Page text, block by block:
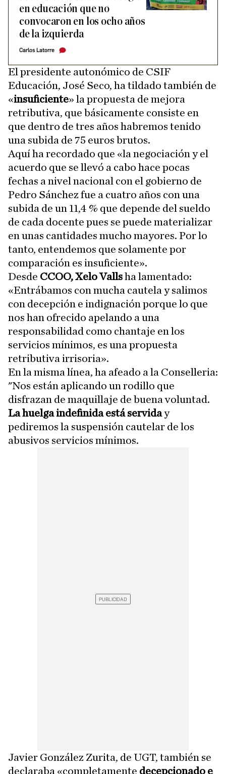
en educación que no
convocaron en los ocho años
de la izquierda
Carlos Latorre
El presidente autonómico de CSIF
Educación, José Seco, ha tildado también de
«insuficiente» la propuesta de mejora
retributiva, que básicamente consiste en
que dentro de tres años habremos tenido
una subida de 75 euros brutos.
Aquí ha recordado que «la negociación y el
acuerdo que se llevó a cabo hace pocas
fechas a nivel nacional con el gobierno de
Pedro Sánchez fue a cuatro años con una
subida de un 11,4 % que depende del sueldo
de cada docente pues se puede materializar
en unas cantidades mucho mayores. Por lo
tanto, entendemos que solamente por
comparación es insuficiente».
Desde CCOO, Xelo Vallsha lamentado:
«Entrábamos con mucha cautela y salimos
con decepción e indignación porque lo que
nos han ofrecido apelando a una
responsabilidad como chantaje en los
servicios mínimos, es una propuesta
retributiva irrisoria».
En la misma línea, ha afeado a la Conselleria:
"Nos están aplicando un rodillo que
disfrazan de maquillaje de buena voluntad.
La huelga indefinida está serviday
pediremos la suspensión cautelar de los
abusivos servicios mínimos.
Javier González Zurita, de UGT, también se
declaraba «completamente decepcionado e